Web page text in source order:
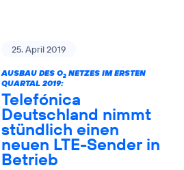
25. April 2019
AUSBAU DES O2NETZES IM ERSTEN
QUARTAL 2019:
Telefónica
Deutschland nimmt
stündlich einen
neuen LTE-Sender in
Betrieb